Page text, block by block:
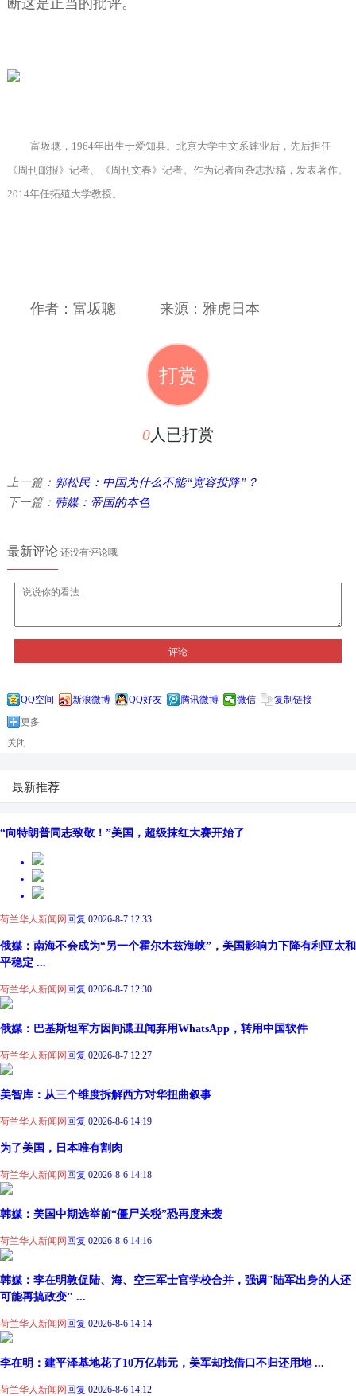
富坂聰， 1964年出生于爱知县。北京大学中文系肄业后，先后担任
《周刊邮报》记者、《周刊文春》记者。作为记者向杂志投稿，发表著作。
2014年任拓殖大学教授。
作者：富坂聰 来源：雅虎日本
打赏
0人已打赏
上一篇： 郭松民：中国为什么不能“宽容投降”？
下一篇： 韩媒：帝国的本色
最新评论还没有评论哦
评论
QQ空间 新浪微博 QQ好友 腾讯微博 微信
复制链接
更多
关闭
最新推荐
“向特朗普同志致敬！”美国，超级抹红大赛开始了
荷兰华人新闻网回复 02026-8-7 12:33
俄媒：南海不会成为“另一个霍尔木兹海峡”，美国影响力下降有利亚太和
平稳定 ...
荷兰华人新闻网回复 02026-8-7 12:30
俄媒：巴基斯坦军方因间谍丑闻弃用WhatsApp，转用中国软件
荷兰华人新闻网 回复 02026-8-7 12:27
美智库：从三个维度拆解西方对华扭曲叙事
荷兰华人新闻网 回复 02026-8-6 14:19
为了美国，日本唯有割肉
荷兰华人新闻网 回复 02026-8-6 14:18
韩媒：美国中期选举前“僵尸关税”恐再度来袭
荷兰华人新闻网 回复 02026-8-6 14:16
韩媒：李在明敦促陆、海、空三军士官学校合并，强调"陆军出身的人还
可能再搞政变" ...
荷兰华人新闻网 回复 02026-8-6 14:14
李在明：建平泽基地花了10万亿韩元，美军却找借口不归还用地 ...
荷兰华人新闻网 回复 02026-8-6 14:12